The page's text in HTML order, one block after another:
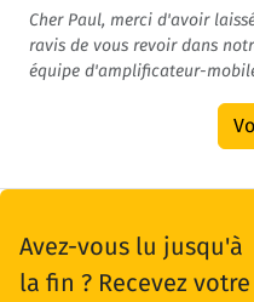
Cher Paul, merci d'avoir
ravis de vous revoir dans
équipe d'amplificateur-
Avez-vous lu jusqu'à
la fin ? Recevez votre